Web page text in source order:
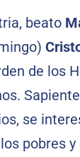
beato
de los
se
pobres